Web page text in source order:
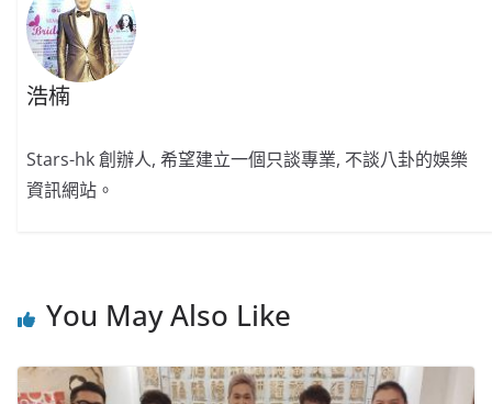
浩楠
Stars-hk 創辦人, 希望建立一個只談專業, 不談八卦的娛樂
資訊網站。
You May Also Like